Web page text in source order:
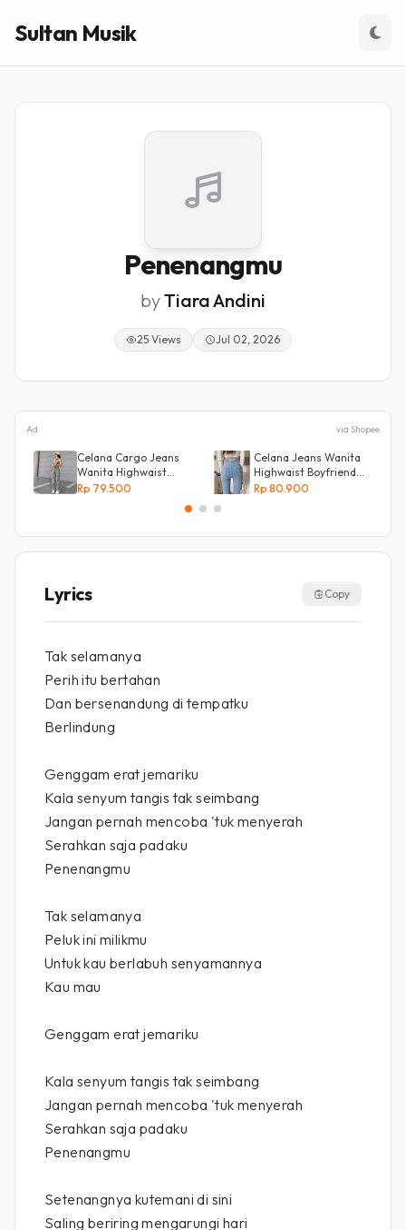
Sultan Musik
Penenangmu
byTiara Andini
25 Views Jul 02, 2026
Ad via Shopee
Celana Cargo Jeans
Wanita Highwaist
Loose
Rp 79.500
Celana Jeans Wanita
Highwaist Boyfriend
Silang Belakang
Rp 80.900
Lyrics Copy
Tak selamanya
Perih itu bertahan
Dan bersenandung di tempatku
Berlindung
Genggam erat jemariku
Kala senyum tangis tak seimbang
Jangan pernah mencoba 'tuk menyerah
Serahkan saja padaku
Penenangmu
Tak selamanya
Peluk ini milikmu
Untuk kau berlabuh senyamannya
Kau mau
Genggam erat jemariku
Kala senyum tangis tak seimbang
Jangan pernah mencoba 'tuk menyerah
Serahkan saja padaku
Penenangmu
Setenangnya kutemani di sini
Saling beriring mengarungi hari